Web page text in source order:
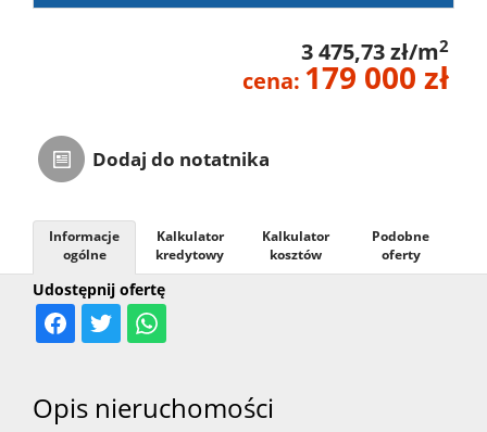
3 475,73 zł/m2
cena: 179 000 zł
Dodaj do notatnika
Udostępnij ofertę
Informacje
ogólne
Kalkulator
kredytowy
Kalkulator
kosztów
Podobne
oferty
Opis nieruchomości